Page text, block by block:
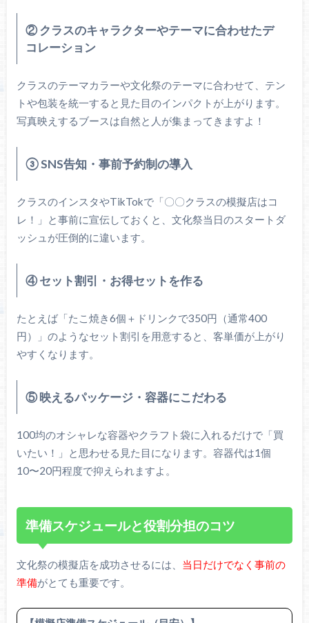
② クラスのキャラクターやテーマに合わせたデ
コレーション
クラスのテーマカラーや文化祭のテーマに合わせて、テン
トや包装を統一すると見た目のインパクトが上がります。
写真映えするブースは自然と人が集まってきますよ！
③ SNS告知・事前予約制の導入
クラスのインスタやTikTokで「〇〇クラスの模擬店はコ
レ！」と事前に宣伝しておくと、文化祭当日のスタートダ
ッシュが圧倒的に違います。
④ セット割引・お得セットを作る
たとえば「たこ焼き6個＋ドリンクで350円（通常400
円）」のようなセット割引を用意すると、客単価が上がり
やすくなります。
⑤ 映えるパッケージ・容器にこだわる
100均のオシャレな容器やクラフト袋に入れるだけで「買
いたい！」と思わせる見た目になります。容器代は1個
10〜20円程度で抑えられますよ。
準備スケジュールと役割分担のコツ
文化祭の模擬店を成功させるには、 当日だけでなく事前の
準備がとても重要です。